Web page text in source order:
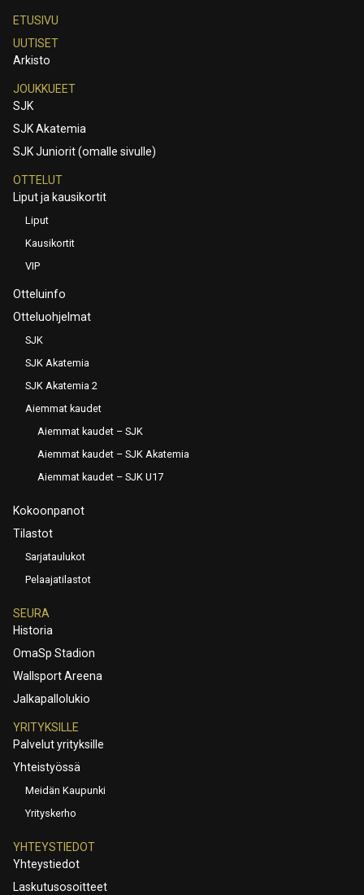
ETUSIVU
UUTISET
Arkisto
JOUKKUEET
SJK
SJK Akatemia
SJK Juniorit (omalle sivulle)
OTTELUT
Liput ja kausikortit
Liput
Kausikortit
VIP
Otteluinfo
Otteluohjelmat
SJK
SJK Akatemia
SJK Akatemia 2
Aiemmat kaudet
Aiemmat kaudet – SJK
Aiemmat kaudet – SJK Akatemia
Aiemmat kaudet – SJK U17
Kokoonpanot
Tilastot
Sarjataulukot
Pelaajatilastot
SEURA
Historia
OmaSp Stadion
Wallsport Areena
Jalkapallolukio
YRITYKSILLE
Palvelut yrityksille
Yhteistyössä
Meidän Kaupunki
Yrityskerho
YHTEYSTIEDOT
Yhteystiedot
Laskutusosoitteet